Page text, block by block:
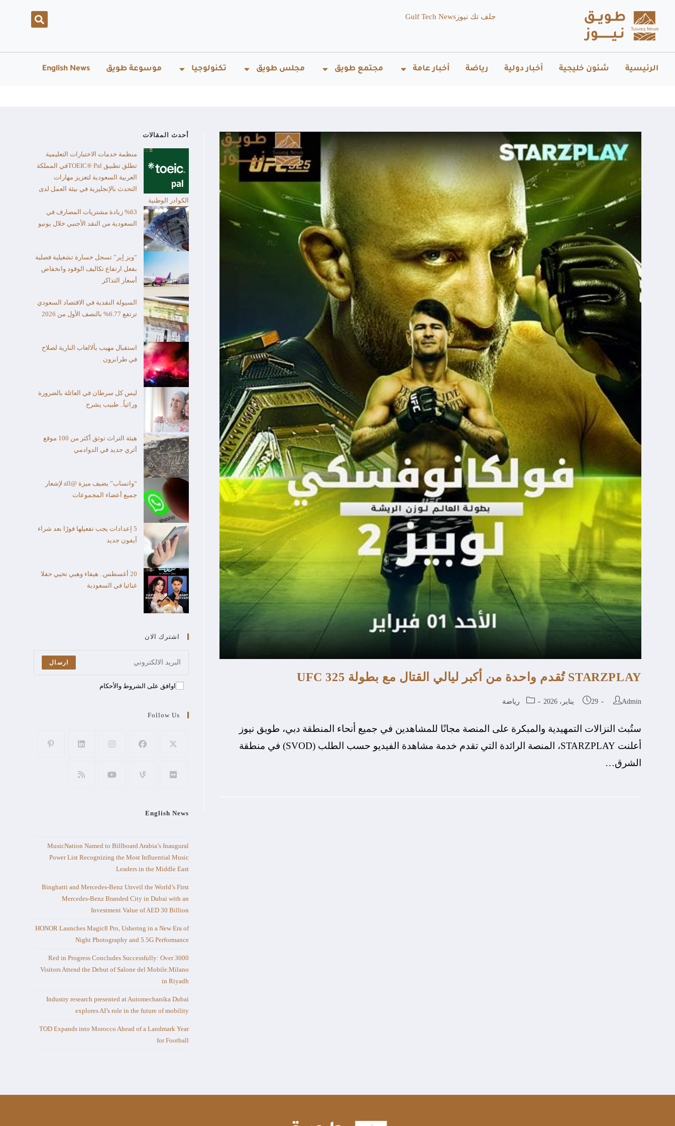
جلف تك نيوز Gulf Tech News
الرئيسية شئون خليجية أخبار دولية رياضة أخبار عامة مجتمع طويق مجلس طويق تكنولوجيا موسوعة طويق English News
STARZPLAY تُقدم واحدة من أكبر ليالي القتال مع بطولة UFC 325
Admin 29 يناير، 2026 رياضة
ستُبث النزالات التمهيدية والمبكرة على المنصة مجانًا للمشاهدين في جميع أنحاء المنطقة دبي، طويق نيوز
أعلنت STARZPLAY، المنصة الرائدة التي تقدم خدمة مشاهدة الفيديو حسب الطلب (SVOD) في منطقة
الشرق…
أحدث المقالات
منظمة خدمات الاختبارات التعليمية
تطلق تطبيق TOEIC® Palفي المملكة
العربية السعودية لتعزيز مهارات
التحدث بالإنجليزية في بيئة العمل لدى
الكوادر الوطنية
%63 زيادة مشتريات المصارف في
السعودية من النقد الأجنبي خلال يونيو
“ويز إير” تسجل خسارة تشغيلية فصلية
بفعل ارتفاع تكاليف الوقود وانخفاض
أسعار التذاكر
السيولة النقدية في الاقتصاد السعودي
ترتفع 6.77% بالنصف الأول من 2026
استقبال مهيب بألالعاب النارية لصلاح
في طرابزون
ليس كل سرطان في العائلة بالضرورة
وراثياً.. طبيب يشرح
هيئة التراث توثق أكثر من 100 موقع
أثري جديد في الدوادمي
“واتساب” يضيف ميزة @all لإشعار
جميع أعضاء المجموعات
5 إعدادات يجب تفعيلها فورًا بعد شراء
آيفون جديد
20 أغسطس.. هيفاء وهبي تحيي حفلا
غنائيا في السعودية
اشترك الان
ارسال
اوافق على الشروط والأحكام
Follow Us
English News
MusicNation Named to Billboard Arabia’s Inaugural
Power List Recognizing the Most Influential Music
Leaders in the Middle East
Binghatti and Mercedes-Benz Unveil the World’s First
Mercedes-Benz Branded City in Dubai with an
Investment Value of AED 30 Billion
HONOR Launches Magic8 Pro, Ushering in a New Era of
Night Photography and 5.5G Performance
Red in Progress Concludes Successfully: Over 3000
Visitors Attend the Debut of Salone del Mobile.Milano
in Riyadh
Industry research presented at Automechanika Dubai
explores AI’s role in the future of mobility
TOD Expands into Morocco Ahead of a Landmark Year
for Football